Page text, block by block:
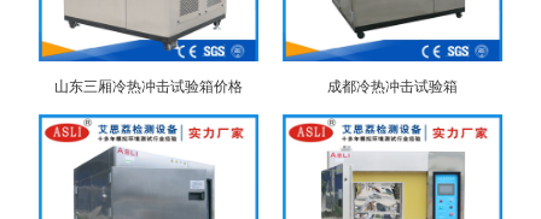
山东三厢冷热冲击试验箱价格 成都冷热冲击试验箱